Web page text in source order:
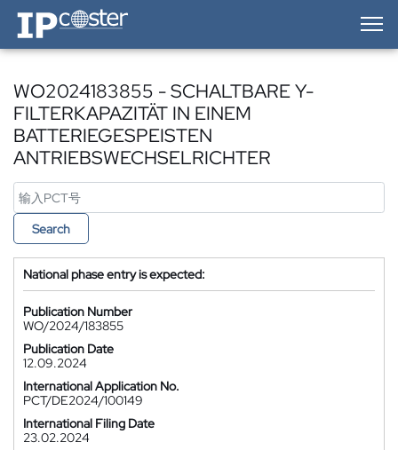
IP-Coster — Home
WO2024183855 - SCHALTBARE Y-
FILTERKAPAZITÄT IN EINEM
BATTERIEGESPEISTEN
ANTRIEBSWECHSELRICHTER
Search
National phase entry is expected:
Publication Number
WO/2024/183855
Publication Date
12.09.2024
International Application No.
PCT/DE2024/100149
International Filing Date
23.02.2024